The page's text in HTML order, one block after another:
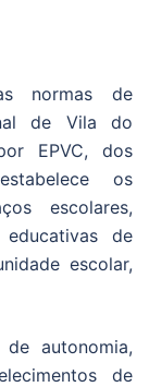
normas de
de Vila do
EPVC, dos
os
escolares,
de
escolar,
autonomia,
de